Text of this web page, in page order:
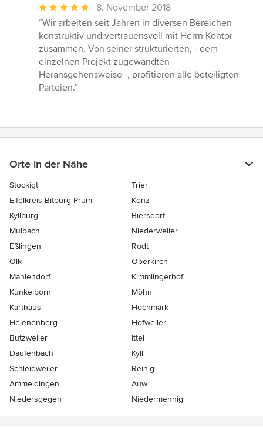
Durchschnittliche
Bewertung:
5
von
5
Sternen
8. November 2018
“Wir arbeiten seit Jahren in diversen Bereichen
konstruktiv und vertrauensvoll mit Herrn Kontor
zusammen. Von seiner strukturierten, - dem
einzelnen Projekt zugewandten
Heransgehensweise -, profitieren alle beteiligten
Parteien.”
Orte in der Nähe
Stockigt
Trier
Eifelkreis Bitburg-Prüm
Konz
Kyllburg
Biersdorf
Mulbach
Niederweiler
Eßlingen
Rodt
Olk
Oberkirch
Mahlendorf
Kimmlingerhof
Kunkelborn
Möhn
Karthaus
Hochmark
Helenenberg
Hofweiler
Butzweiler
Ittel
Daufenbach
Kyll
Schleidweiler
Reinig
Ammeldingen
Auw
Niedersgegen
Niedermennig